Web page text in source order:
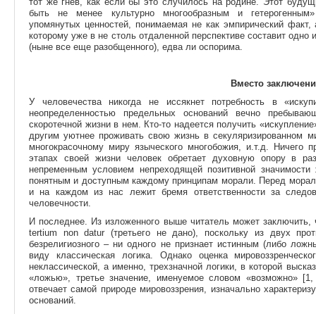
быть не менее культурно многообразным и
упомянутых ценностей, понимаемая не как эмпирический
которому уже в не столь отдаленной перспективе составит
(ныне все еще разобщенного), едва ли оспорима.
Вместо
У человечества никогда не иссякнет потребность в
неопределенностью предельных оснований вечно
скоротечной жизни в нем. Кто-то надеется получить
другим уютнее проживать свою жизнь в секуляризированном
многокрасочному миру языческого многобожия, и.т.д. Ничего
этапах своей жизни человек обретает духовную опору в
непременным условием непреходящей позитивной
понятным и доступным каждому принципам морали. Перед
и на каждом из нас лежит бремя ответственности за
человечности.
И последнее. Из изложенного выше читатель может заключить,
tertium non datur (третьего не дано), поскольку из двух
безрелигиозного – ни одного не признает истинным (либо
виду классическая логика. Однако оценка
неклассической, а именно, трехзначной логики, в которой
«ложью», третье значение, именуемое словом «возможно»
отвечает самой природе мировоззрения, изначально
оснований.